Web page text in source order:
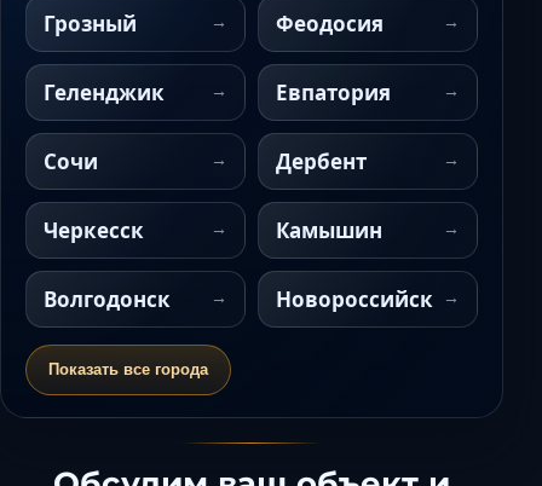
Грозный Феодосия
Геленджик Евпатория
Сочи Дербент
Черкесск Камышин
Волгодонск Новороссийск
Показать все города